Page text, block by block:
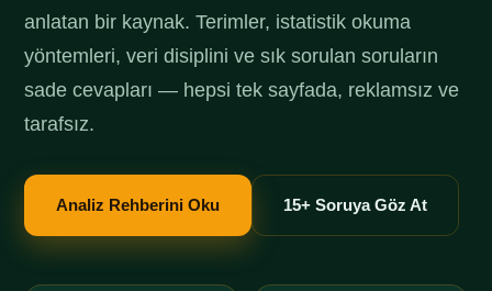
anlatan bir kaynak. Terimler, istatistik okuma
yöntemleri, veri disiplini ve sık sorulan soruların
sade cevapları — hepsi tek sayfada, reklamsız ve
tarafsız.
Analiz Rehberini Oku 15+ Soruya Göz At